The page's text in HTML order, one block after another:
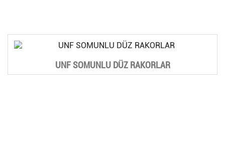
UNF SOMUNLU DÜZ RAKORLAR